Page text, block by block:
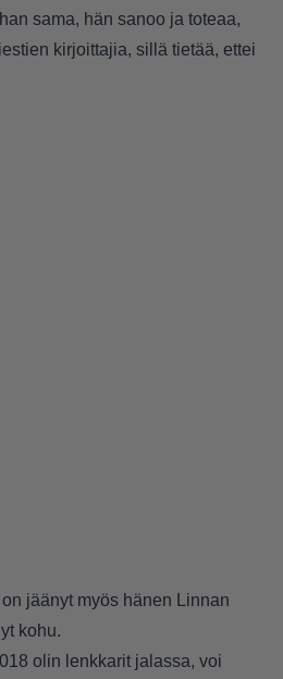
sama, hän sanoo ja toteaa,
kirjoittajia, sillä tietää, ettei
jäänyt myös hänen Linnan
kohu.
olin lenkkarit jalassa, voi